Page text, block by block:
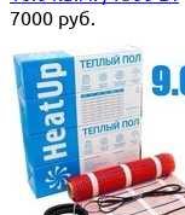
7000 руб.